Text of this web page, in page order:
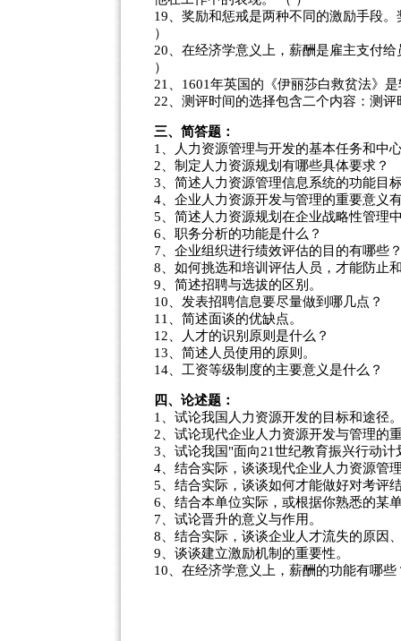
19、奖励和惩戒是两种不同的激励手段
）
20、在经济学意义上，薪酬是雇主支付
）
21、1601年英国的《伊丽莎白救贫法》
22、测评时间的选择包含二个内容：测
三、简答题：
1、人力资源管理与开发的基本任务和中
2、制定人力资源规划有哪些具体要求？
3、简述人力资源管理信息系统的功能目
4、企业人力资源开发与管理的重要意义
5、简述人力资源规划在企业战略性管理
6、职务分析的功能是什么？
7、企业组织进行绩效评估的目的有哪些
8、如何挑选和培训评估人员，才能防止
9、简述招聘与选拔的区别。
10、发表招聘信息要尽量做到哪几点？
11、简述面谈的优缺点。
12、人才的识别原则是什么？
13、简述人员使用的原则。
14、工资等级制度的主要意义是什么？
四、论述题：
1、试论我国人力资源开发的目标和途径
2、试论现代企业人力资源开发与管理的
3、试论我国"面向21世纪教育振兴行动
4、结合实际，谈谈现代企业人力资源管
5、结合实际，谈谈如何才能做好对考评
6、结合本单位实际，或根据你熟悉的某
7、试论晋升的意义与作用。
8、结合实际，谈谈企业人才流失的原因
9、谈谈建立激励机制的重要性。
10、在经济学意义上，薪酬的功能有哪些